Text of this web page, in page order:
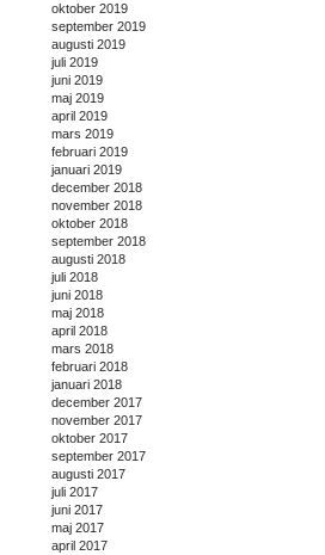
oktober 2019
september 2019
augusti 2019
juli 2019
juni 2019
maj 2019
april 2019
mars 2019
februari 2019
januari 2019
december 2018
november 2018
oktober 2018
september 2018
augusti 2018
juli 2018
juni 2018
maj 2018
april 2018
mars 2018
februari 2018
januari 2018
december 2017
november 2017
oktober 2017
september 2017
augusti 2017
juli 2017
juni 2017
maj 2017
april 2017